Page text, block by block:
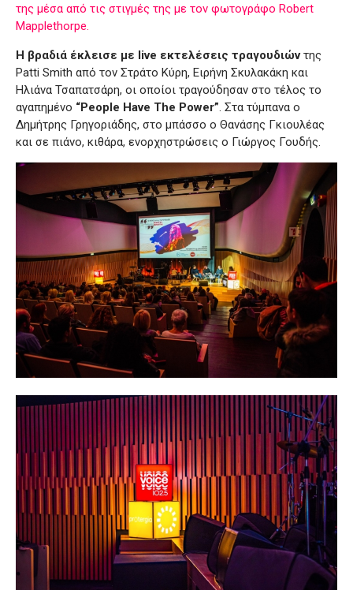
της μέσα από τις στιγμές της με τον φωτογράφο Robert
Mapplethorpe.
Η βραδιά έκλεισε με live εκτελέσεις τραγουδιώντης
Patti Smith από τον Στράτο Κύρη, Ειρήνη Σκυλακάκη και
Ηλιάνα Τσαπατσάρη, οι οποίοι τραγούδησαν στο τέλος το
αγαπημένο “People Have The Power”. Στα τύμπανα ο
Δημήτρης Γρηγοριάδης, στο μπάσσο ο Θανάσης Γκιουλέας
και σε πιάνο, κιθάρα, ενορχηστρώσεις ο Γιώργος Γουδής.